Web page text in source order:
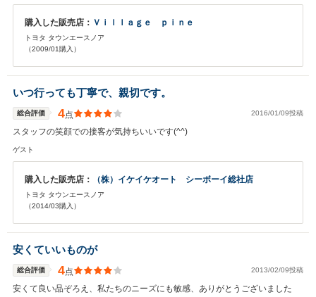
購入した販売店： Ｖｉｌｌａｇｅ ｐｉｎｅ
トヨタ タウンエースノア
（2009/01購入）
いつ行っても丁寧で、親切です。
総合評価 4点 2016/01/09投稿
スタッフの笑顔での接客が気持ちいいです(^^)
ゲスト
購入した販売店： （株）イケイケオート シーボーイ総社店
トヨタ タウンエースノア
（2014/03購入）
安くていいものが
総合評価 4点 2013/02/09投稿
安くて良い品ぞろえ、私たちのニーズにも敏感、ありがとうございました